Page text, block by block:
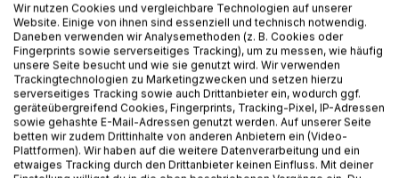
Auf die Merkliste
Titel bewerten
BESCHREIBUNG
Wir nutzen Cookies und vergleichbare Technologien auf unserer
Website. Einige von ihnen sind essenziell und technisch notwendig.
Daneben verwenden wir Analysemethoden (z. B. Cookies oder
Fingerprints sowie serverseitiges Tracking), um zu messen, wie häufig
unsere Seite besucht und wie sie genutzt wird. Wir verwenden
Trackingtechnologien zu Marketingzwecken und setzen hierzu
serverseitiges Tracking sowie auch Drittanbieter ein, wodurch ggf.
geräteübergreifend Cookies, Fingerprints, Tracking-Pixel, IP-Adressen
sowie gehashte E-Mail-Adressen genutzt werden. Auf unserer Seite
betten wir zudem Drittinhalte von anderen Anbietern ein (Video-
Plattformen). Wir haben auf die weitere Datenverarbeitung und ein
etwaiges Tracking durch den Drittanbieter keinen Einfluss. Mit deiner